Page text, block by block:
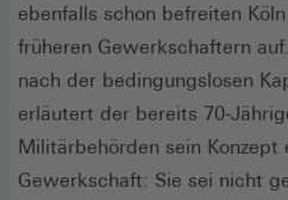
ebenfalls schon befreiten
früheren Gewerkschaftern
nach der bedingungslosen
erläutert der bereits 70-
Militärbehörden sein Konzept
Gewerkschaft: Sie sei nicht